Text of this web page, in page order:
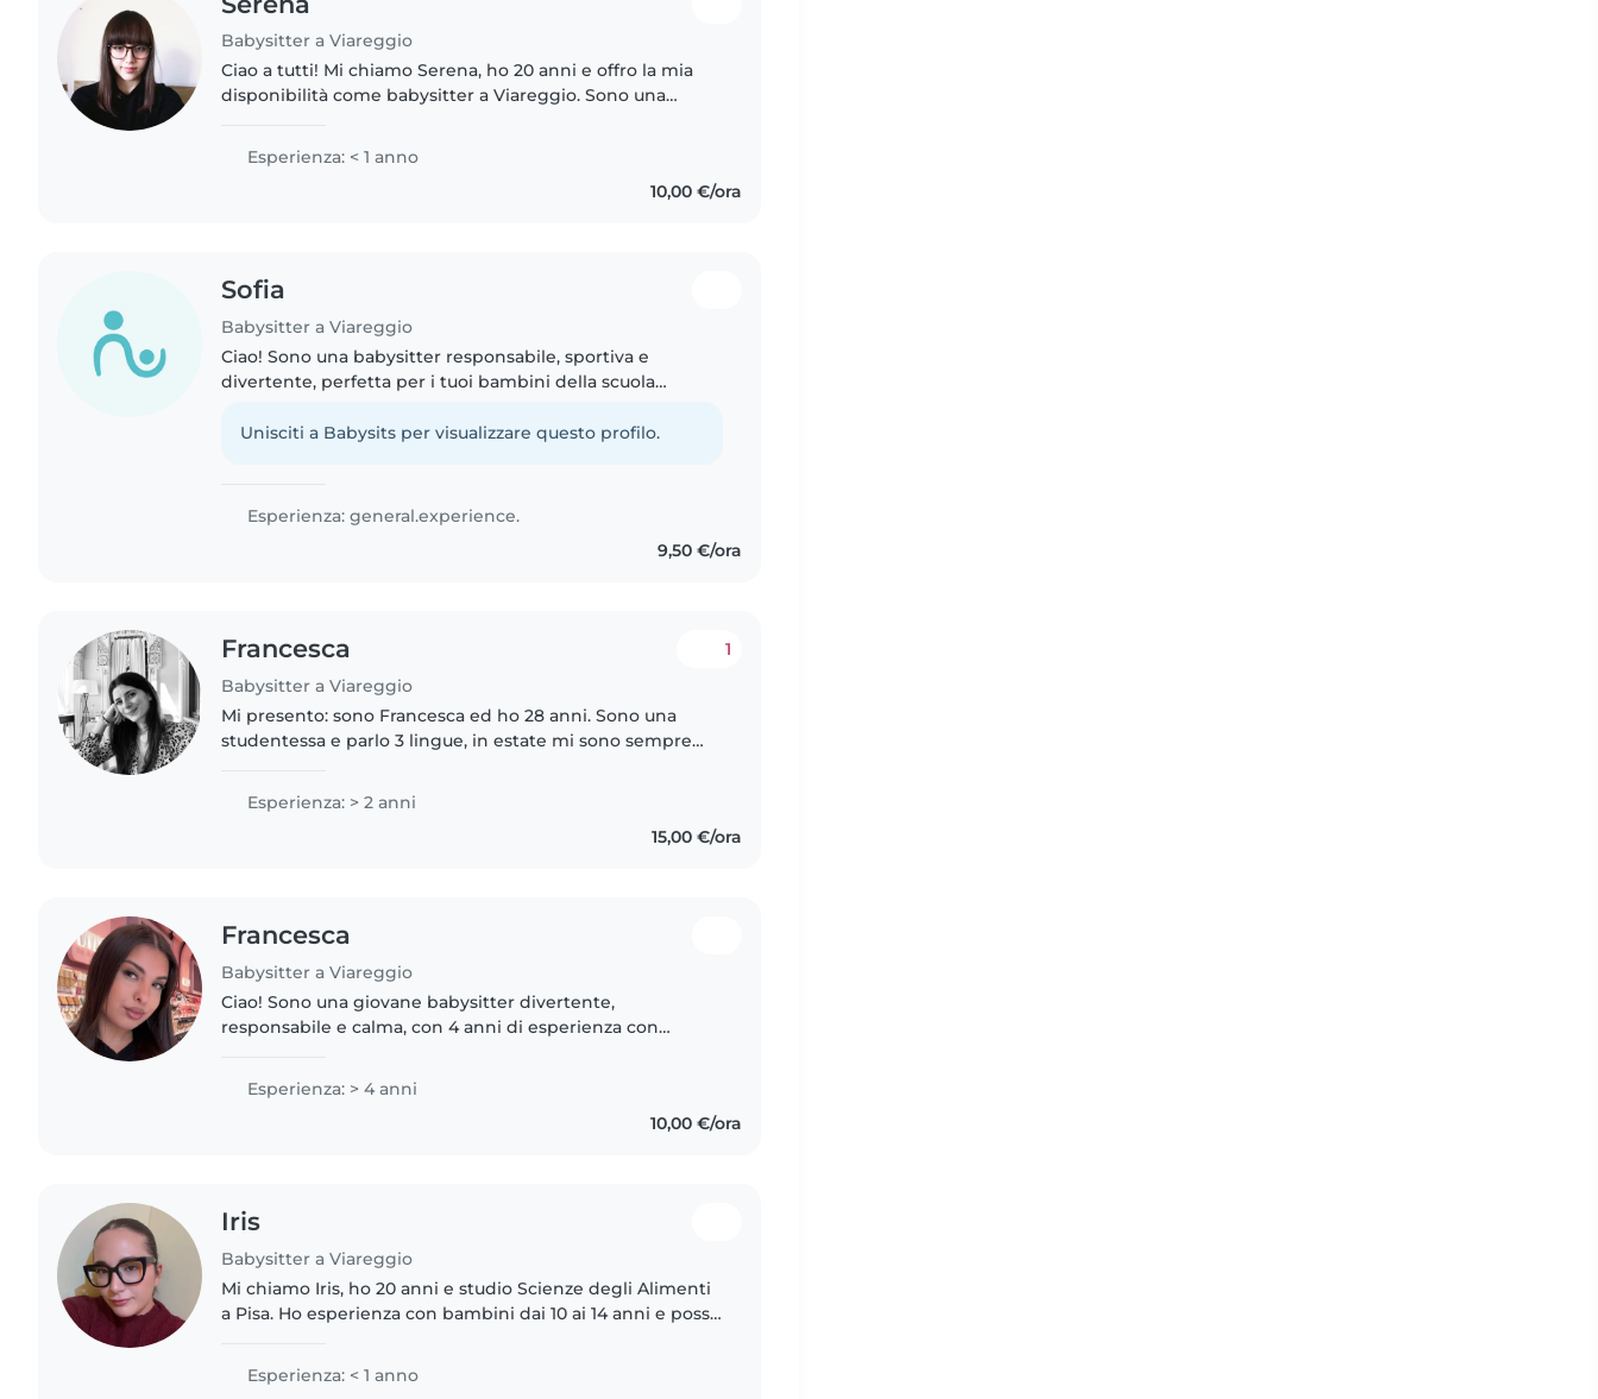
Babysitter a Viareggio
Ciao a tutti! Mi chiamo Serena, ho 20 anni e offro la mia
disponibilità come babysitter a Viareggio. Sono una
Musicale..
Esperienza: < 1 anno
10,00 €/ora
Sofia
Babysitter a Viareggio
Ciao! Sono una babysitter responsabile, sportiva e
divertente, perfetta per i tuoi bambini della scuola
adoro disegnare, leggere..
Unisciti a Babysits per visualizzare questo profilo.
Esperienza: general.experience.
9,50 €/ora
Francesca
Babysitter a Viareggio
1
Mi presento: sono Francesca ed ho 28 anni. Sono una
studentessa e parlo 3 lingue, in estate mi sono sempre
Le mie esperienze..
Esperienza: > 2 anni
15,00 €/ora
Francesca
Babysitter a Viareggio
Ciao! Sono una giovane babysitter divertente,
responsabile e calma, con 4 anni di esperienza con
Sono brava in cucina..
Esperienza: > 4 anni
10,00 €/ora
Iris
Babysitter a Viareggio
Mi chiamo Iris, ho 20 anni e studio Scienze degli Alimenti
a Pisa. Ho esperienza con bambini dai 10 ai 14 anni e posso
Esperienza: < 1 anno